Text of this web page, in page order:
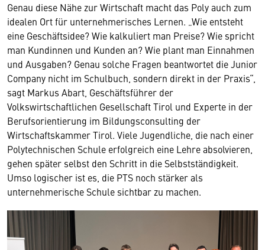
Genau diese Nähe zur Wirtschaft macht das Poly auch zum
idealen Ort für unternehmerisches Lernen. „Wie entsteht
eine Geschäftsidee? Wie kalkuliert man Preise? Wie spricht
man Kundinnen und Kunden an? Wie plant man Einnahmen
und Ausgaben? Genau solche Fragen beantwortet die Junior
Company nicht im Schulbuch, sondern direkt in der Praxis“,
sagt Markus Abart, Geschäftsführer der
Volkswirtschaftlichen Gesellschaft Tirol und Experte in der
Berufsorientierung im Bildungsconsulting der
Wirtschaftskammer Tirol. Viele Jugendliche, die nach einer
Polytechnischen Schule erfolgreich eine Lehre absolvieren,
gehen später selbst den Schritt in die Selbstständigkeit.
Umso logischer ist es, die PTS noch stärker als
unternehmerische Schule sichtbar zu machen.